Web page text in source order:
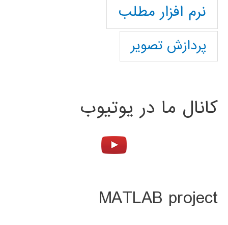
نرم افزار مطلب
پردازش تصویر
کانال ما در یوتیوب
MATLAB project